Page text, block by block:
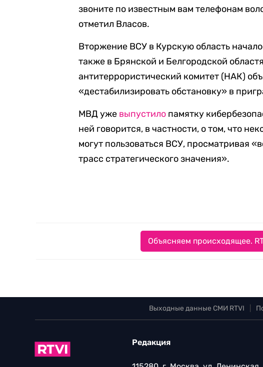
звоните по известным вам телефонам
отметил Власов.
Вторжение ВСУ в Курскую область
также в Брянской и Белгородской
антитеррористический комитет (НАК)
«дестабилизировать обстановку» в
МВД уже выпустило памятку
ней говорится, в частности, о том, что
могут пользоваться ВСУ, просматривая
трасс стратегического значения».
Объясняем происходящее.
Выходные данные СМИ RTVI
Редакция